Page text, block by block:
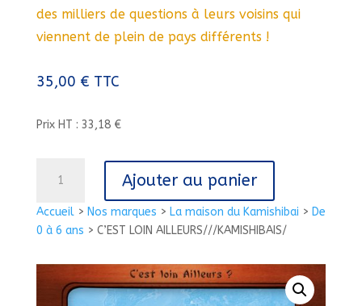
Accueil> Nos marques > La maison du Kamishibai > De
0 à 6 ans > C’EST LOIN AILLEURS///KAMISHIBAIS/
des milliers de questions à leurs voisins qui
viennent de plein de pays différents !
35,00 € TTC
Prix HT : 33,18 €
C'EST
LOIN
Ajouter au panier